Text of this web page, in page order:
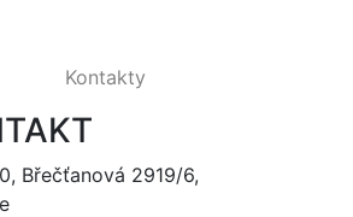
Kontakty
Břečťanová 2919/6,